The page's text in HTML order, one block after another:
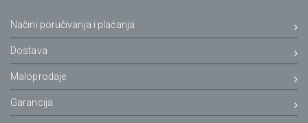
Načini poručivanja i plaćanja
Dostava
Maloprodaje
Garancija